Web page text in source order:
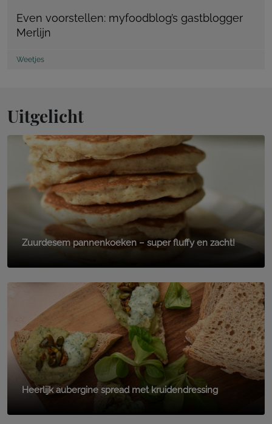
Even voorstellen: myfoodblog’s gastblogger
Merlijn
Weetjes
Uitgelicht
Zuurdesem pannenkoeken – super fluffy en zacht!
Heerlijk aubergine spread met kruidendressing